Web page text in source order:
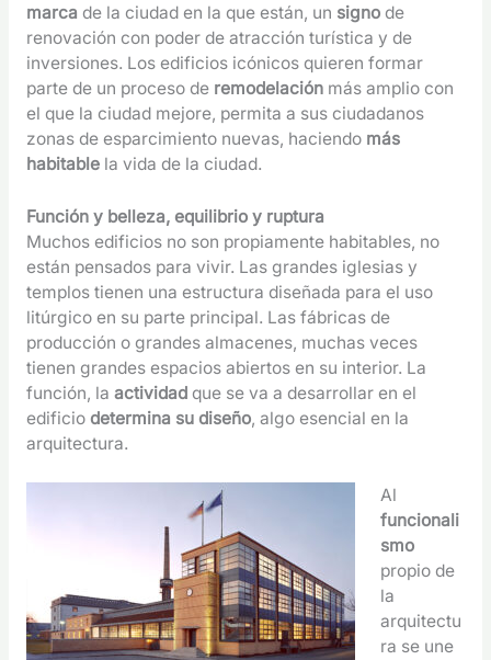
marca de la ciudad en la que están, un signo de
renovación con poder de atracción turística y de
inversiones. Los edificios icónicos quieren formar
parte de un proceso de remodelación más amplio con
el que la ciudad mejore, permita a sus ciudadanos
zonas de esparcimiento nuevas, haciendo más
habitablela vida de la ciudad.
Función y belleza, equilibrio y ruptura
Muchos edificios no son propiamente habitables, no
están pensados para vivir. Las grandes iglesias y
templos tienen una estructura diseñada para el uso
litúrgico en su parte principal. Las fábricas de
producción o grandes almacenes, muchas veces
tienen grandes espacios abiertos en su interior. La
función, la actividad que se va a desarrollar en el
edificio determina su diseño, algo esencial en la
arquitectura.
Al
funcionali
smo
propio de
la
arquitectu
ra se une